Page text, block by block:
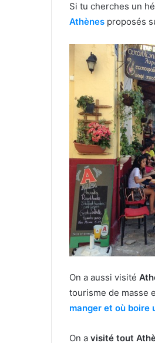
Si tu cherches un
Athènes proposés
On a aussi visité
tourisme de masse
manger et où boire
On a visité tout